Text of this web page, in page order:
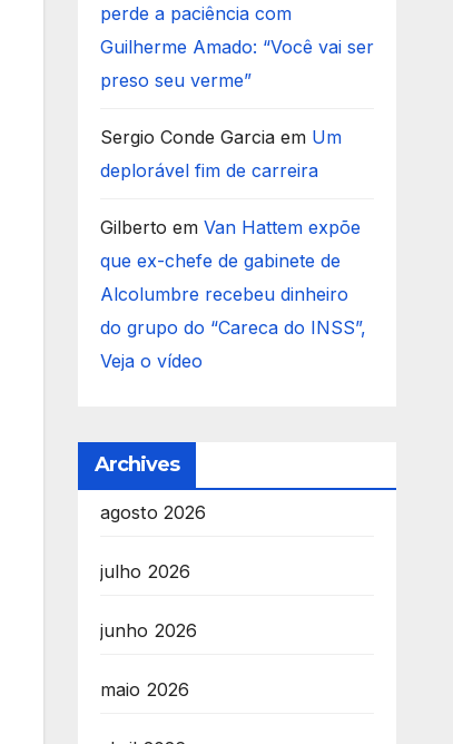
perde a paciência com
Guilherme Amado: “Você vai ser
preso seu verme”
Sergio Conde Garciaem Um
deplorável fim de carreira
Gilberto em Van Hattem expõe
que ex-chefe de gabinete de
Alcolumbre recebeu dinheiro
do grupo do “Careca do INSS”,
Veja o vídeo
Archives
agosto 2026
julho 2026
junho 2026
maio 2026